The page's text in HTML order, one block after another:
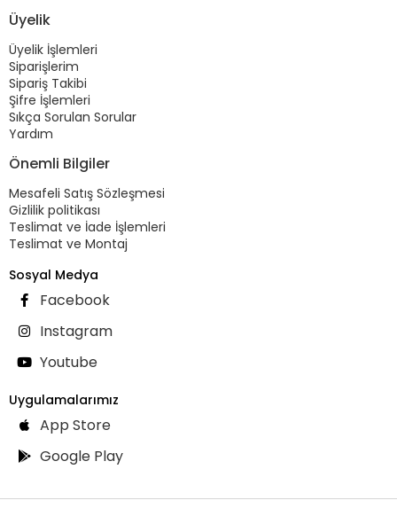
Üyelik
Üyelik İşlemleri
Siparişlerim
Sipariş Takibi
Şifre İşlemleri
Sıkça Sorulan Sorular
Yardım
Önemli Bilgiler
Mesafeli Satış Sözleşmesi
Gizlilik politikası
Teslimat ve İade İşlemleri
Teslimat ve Montaj
Sosyal Medya
Facebook
Instagram
Youtube
Uygulamalarımız
App Store
Google Play